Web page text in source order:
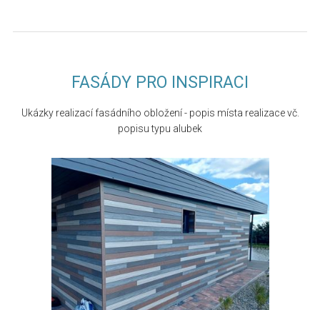
FASÁDY PRO INSPIRACI
Ukázky realizací fasádního obložení - popis místa realizace vč.
popisu typu alubek